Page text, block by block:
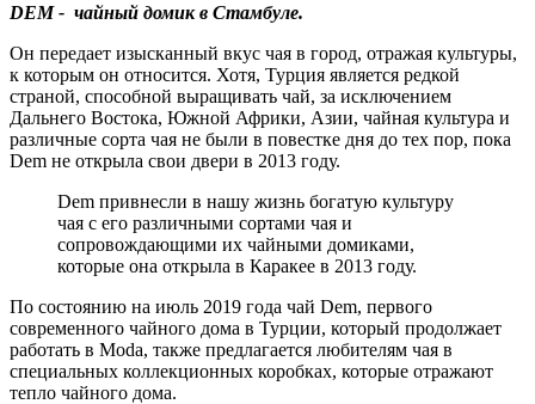
DEM - чайный домик в Стамбуле.
Он передает изысканный вкус чая в город, отражая культуры,
к которым он относится. Хотя, Турция является редкой
страной, способной выращивать чай, за исключением
Дальнего Востока, Южной Африки, Азии, чайная культура и
различные сорта чая не были в повестке дня до тех пор, пока
Dem не открыла свои двери в 2013 году.
Dem привнесли в нашу жизнь богатую культуру
чая с его различными сортами чая и
сопровождающими их чайными домиками,
которые она открыла в Каракее в 2013 году.
По состоянию на июль 2019 года чай Dem, первого
современного чайного дома в Турции, который продолжает
работать в Moda, также предлагается любителям чая в
специальных коллекционных коробках, которые отражают
тепло чайного дома.